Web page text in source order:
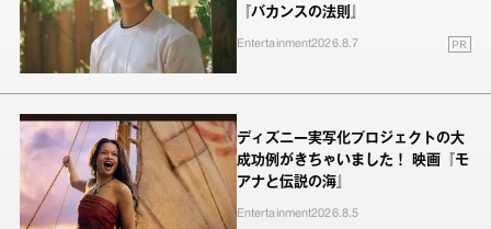
『バカンスの法則』
Entertainment2026.8.7 PR
ディズニー実写化プロジェクトの大
成功例がきちゃいました！ 映画『モ
アナと伝説の海』
Entertainment2026.8.5